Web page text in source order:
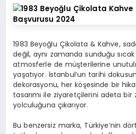
1983 Beyoğlu Çikolata & Kahve,
değil, aynı zamanda sunduğu
atmosferle de müşterilerine
yaşatıyor. İstanbul’un tarihi
dekorasyonu, her köşesinde bir
tasarımı ile ziyaretçilerini adeta bir
yolculuğuna çıkarıyor.
Bu benzersiz marka, Türkiye’nin